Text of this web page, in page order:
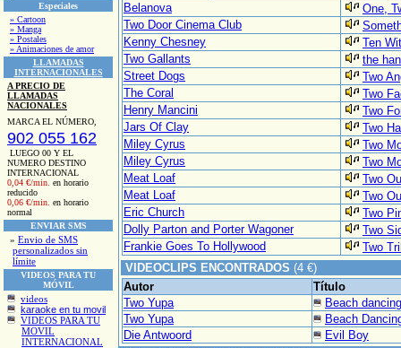
Especiales
» Cartoon
» Manga
» Postales
» Animaciones de amor
LLAMADAS
INTERNACIONALES
A PRECIO DE
LLAMADAS
NACIONALES
MARCA EL NÚMERO,
902 055 162
LUEGO 00 Y EL
NUMERO DESTINO
INTERNACIONAL
0,04 €/min. en horario
reducido
0,06 €/min. en horario
normal
ENVIAR SMS
» Envio de SMS
personalizados sin
límite
VIDEOS PARA TU
MÓVIL
videos
karaoke en tu movil
VIDEOS PARA TU
MOVIL
INTERNACIONAL
Belanova
One,
Two Door Cinema Club
Kenny Chesney
Ten
Two Gallants
the
Street Dogs
Two
The Coral
Two
Henry Mancini
Two
Jars Of Clay
Two
Miley Cyrus
Two
Miley Cyrus
Two
Meat Loaf
Two
Meat Loaf
Two
Eric Church
Two
Dolly Parton and Porter Wagoner
Two
Frankie Goes To Hollywood
Two
VIDEOCLIPS ENCONTRADOS (4 €)
Autor
Título
Two Yupa
Beach dancing
Two Yupa
Beach
Die Antwoord
Evil Boy